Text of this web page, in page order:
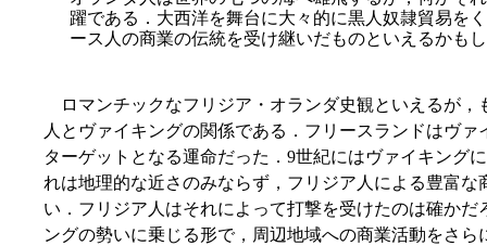
躍である．大西洋を舞台に大々的に黒人奴隷貿易を
ース人の商業の伝統を受け継いだものといえるかも
ロマンチックなフリジア・オランダ史観といえるが，
人とヴァイキングの関係である．フリースランドはヴ
ターゲットとなる運命だった．9世紀にはヴァイキング
れは地理的な近さのみならず，フリジア人による豊富
い．フリジア人はそれによって打撃を受けたのは確か
ングの勢いに乗じる形で，周辺地域への商業活動をさら